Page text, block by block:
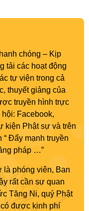
chóng – Kịp
tải các hoạt động
tự viện trong cả
thuyết giảng của
truyền hình trực
Facebook,
kiện Phật sự và trên
Đẩy mạnh truyền
pháp …”
là phóng viên, Ban
rất cần sự quan
Tăng Ni, quý Phật
được kinh phí